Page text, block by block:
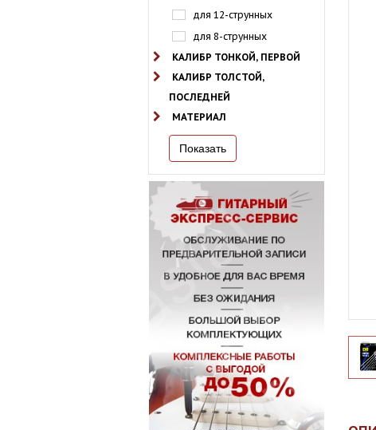
для 12-струнных
для 8-струнных
КАЛИБР ТОНКОЙ, ПЕРВОЙ
КАЛИБР ТОЛСТОЙ,
ПОСЛЕДНЕЙ
МАТЕРИАЛ